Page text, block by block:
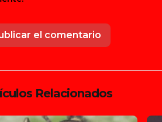
Relacionados